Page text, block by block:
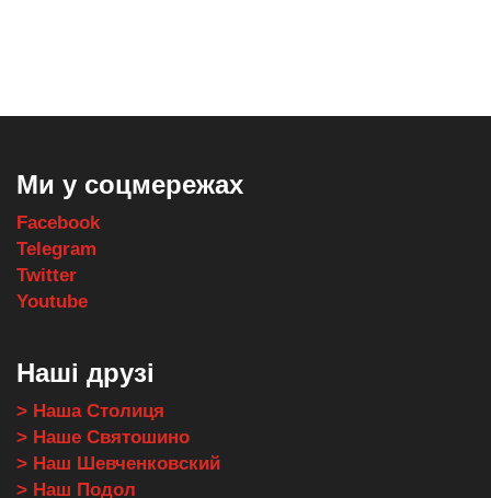
Ми у соцмережах
Facebook
Telegram
Twitter
Youtube
Наші друзі
> Наша Столиця
> Наше Святошино
> Наш Шевченковский
> Наш Подол